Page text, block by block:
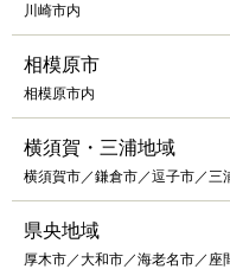
川崎市内
相模原市
相模原市内
横須賀・三浦地域
横須賀市／鎌倉市／逗子市／三
県央地域
厚木市／大和市／海老名市／